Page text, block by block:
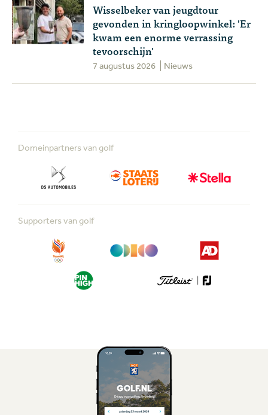
Wisselbeker van jeugdtour
gevonden in kringloopwinkel: 'Er
kwam een enorme verrassing
tevoorschijn'
7 augustus 2026 Nieuws
Domeinpartners van golf
Supporters van golf